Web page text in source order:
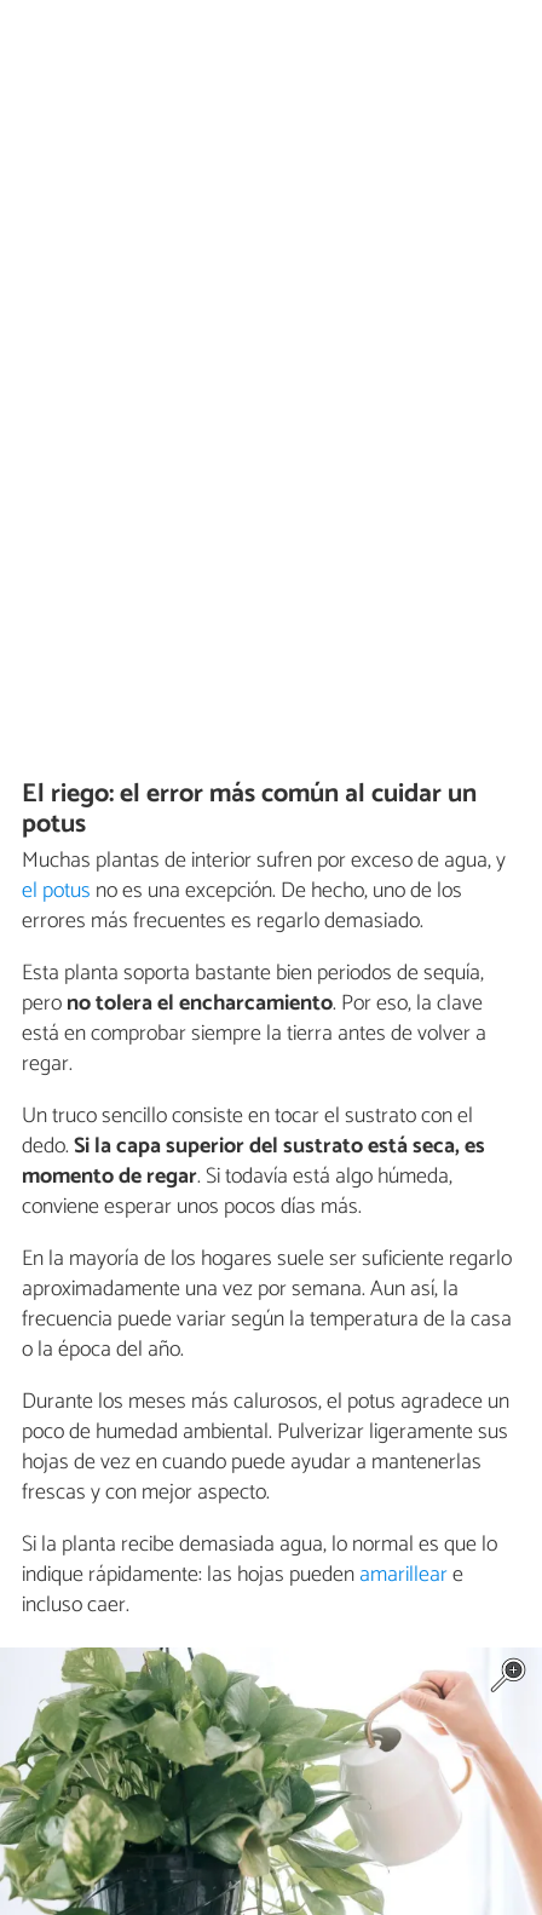
El riego: el error más común al cuidar un
potus
Muchas plantas de interior sufren por exceso de agua, y
el potus no es una excepción. De hecho, uno de los
errores más frecuentes es regarlo demasiado.
Esta planta soporta bastante bien periodos de sequía,
perono tolera el encharcamiento. Por eso, la clave
está en comprobar siempre la tierra antes de volver a
regar.
Un truco sencillo consiste en tocar el sustrato con el
dedo.Si la capa superior del sustrato está seca, es
momento de regar. Si todavía está algo húmeda,
conviene esperar unos pocos días más.
En la mayoría de los hogares suele ser suficiente regarlo
aproximadamente una vez por semana. Aun así, la
frecuencia puede variar según la temperatura de la casa
o la época del año.
Durante los meses más calurosos, el potus agradece un
poco de humedad ambiental. Pulverizar ligeramente sus
hojas de vez en cuando puede ayudar a mantenerlas
frescas y con mejor aspecto.
Si la planta recibe demasiada agua, lo normal es que lo
indique rápidamente: las hojas puedenamarilleare
incluso caer.